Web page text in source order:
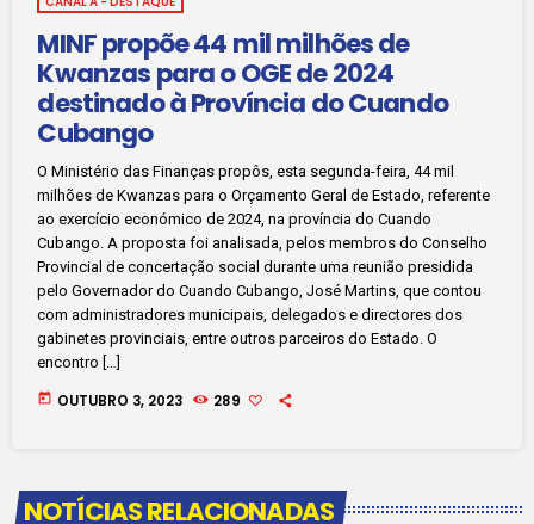
MINF propõe 44 mil milhões de
Kwanzas para o OGE de 2024
destinado à Província do Cuando
Cubango
O Ministério das Finanças propôs, esta segunda-feira, 44 mil
milhões de Kwanzas para o Orçamento Geral de Estado, referente
ao exercício económico de 2024, na província do Cuando
Cubango. A proposta foi analisada, pelos membros do Conselho
Provincial de concertação social durante uma reunião presidida
pelo Governador do Cuando Cubango, José Martins, que contou
com administradores municipais, delegados e directores dos
gabinetes provinciais, entre outros parceiros do Estado. O
encontro […]
today OUTUBRO 3, 2023 289
NOTÍCIAS RELACIONADAS